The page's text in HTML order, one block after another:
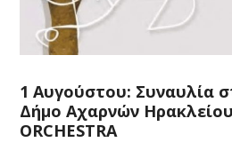
1 Αυγούστου: Συναυλία
Δήμο Αχαρνών
ORCHESTRA